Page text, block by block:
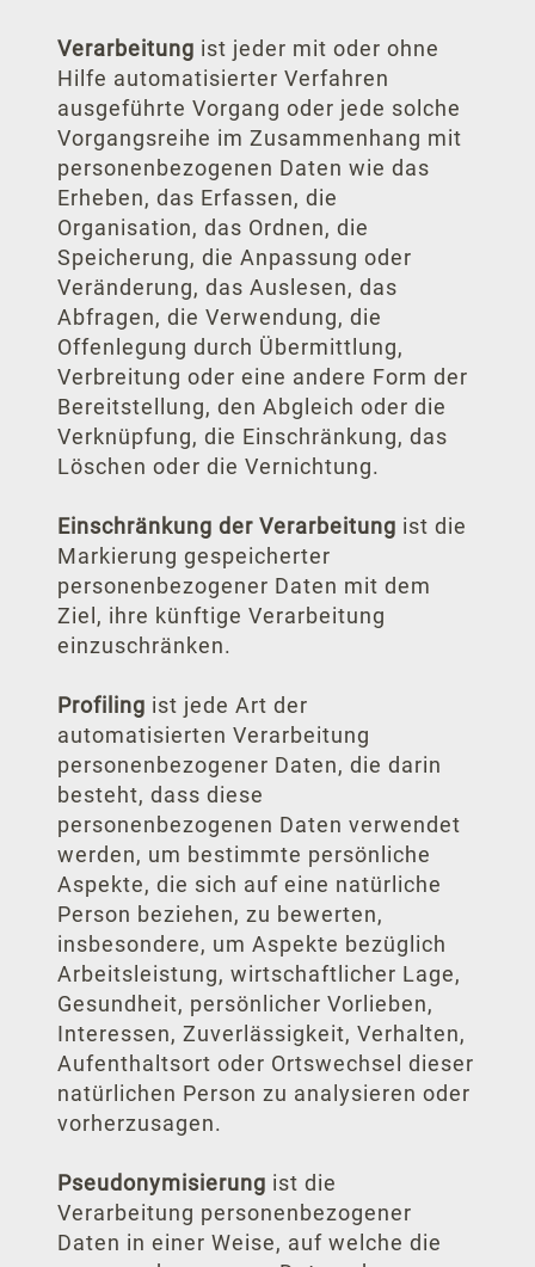
Verarbeitung ist jeder mit oder ohne
Hilfe automatisierter Verfahren
ausgeführte Vorgang oder jede solche
Vorgangsreihe im Zusammenhang mit
personenbezogenen Daten wie das
Erheben, das Erfassen, die
Organisation, das Ordnen, die
Speicherung, die Anpassung oder
Veränderung, das Auslesen, das
Abfragen, die Verwendung, die
Offenlegung durch Übermittlung,
Verbreitung oder eine andere Form der
Bereitstellung, den Abgleich oder die
Verknüpfung, die Einschränkung, das
Löschen oder die Vernichtung.
Einschränkung der Verarbeitung ist die
Markierung gespeicherter
personenbezogener Daten mit dem
Ziel, ihre künftige Verarbeitung
einzuschränken.
Profiling ist jede Art der
automatisierten Verarbeitung
personenbezogener Daten, die darin
besteht, dass diese
personenbezogenen Daten verwendet
werden, um bestimmte persönliche
Aspekte, die sich auf eine natürliche
Person beziehen, zu bewerten,
insbesondere, um Aspekte bezüglich
Arbeitsleistung, wirtschaftlicher Lage,
Gesundheit, persönlicher Vorlieben,
Interessen, Zuverlässigkeit, Verhalten,
Aufenthaltsort oder Ortswechsel dieser
natürlichen Person zu analysieren oder
vorherzusagen.
Pseudonymisierung ist die
Verarbeitung personenbezogener
Daten in einer Weise, auf welche die